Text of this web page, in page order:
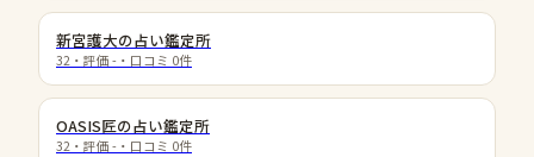
新宮護大の占い鑑定所
32 ・評価 - ・口コミ 0件
OASIS匠の占い鑑定所
32 ・評価 - ・口コミ 0件